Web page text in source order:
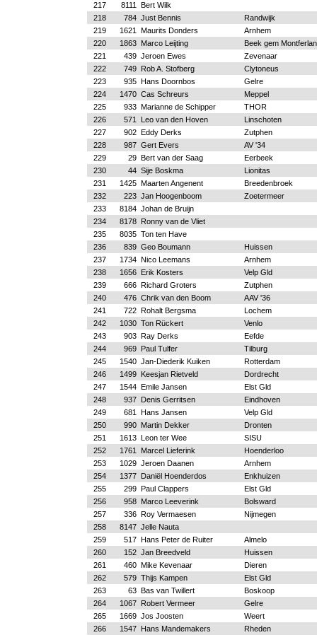
217
8111
Bert Wilk
218
784 Just Bennis
Randwijk
219
1621 Maurits Donders
Arnhem
220
1863 Marco Leijting
Beek gem
221
439 Jeroen Ewes
Zevenaar
222
749 Rob A. Stofberg
Clytoneus
223
935 Hans Doornbos
Gelre
224
1470 Cas Schreurs
Meppel
225
933 Marianne de Schipper
THOR
226
571 Leo van den Hoven
Linschoten
227
902 Eddy Derks
Zutphen
228
987 Gert Evers
AV '34
229
29 Bert van der Saag
Eerbeek
230
44 Sije Boskma
Lionitas
231
1425 Maarten Angenent
Breedenbroek
232
223 Jan Hoogenboom
Zoetermeer
233
8184 Johan de Bruijn
234
8178 Ronny van de Vliet
235
8035 Ton ten Have
236
839 Geo Boumann
Huissen
237
1734 Nico Leemans
Arnhem
238
1656 Erik Kosters
Velp Gld
239
666 Richard Groters
Zutphen
240
476 Chrik van den Boom
AAV '36
241
722 Rohalt Bergsma
Lochem
242
1030 Ton Rückert
Venlo
243
903 Ray Derks
Eefde
244
969 Paul Tulfer
Tilburg
245
1540 Jan-Diederik Kuiken
Rotterdam
246
1499 Keesjan Rietveld
Dordrecht
247
1544 Emile Jansen
Elst Gld
248
937 Denis Gerritsen
Eindhoven
249
681 Hans Jansen
Velp Gld
250
990 Martin Dekker
Dronten
251
1613 Leon ter Wee
SISU
252
1761 Marcel Lieferink
Hoenderloo
253
1029 Jeroen Daanen
Arnhem
254
1377 Daniël Hoenderdos
Enkhuizen
255
299 Paul Clappers
Elst Gld
256
958 Marco Leeverink
Bolsward
257
336 Roy Vermaesen
Nijmegen
258
8147 Jelle Nauta
259
517 Hans Peter de Ruiter
Almelo
260
152 Jan Breedveld
Huissen
261
460 Mike Kevenaar
Dieren
262
579 Thijs Kampen
Elst Gld
263
63 Bas van Twillert
Boskoop
264
1067 Robert Vermeer
Gelre
265
1669 Jos Joosten
Weert
266
1547 Hans Mandemakers
Rheden